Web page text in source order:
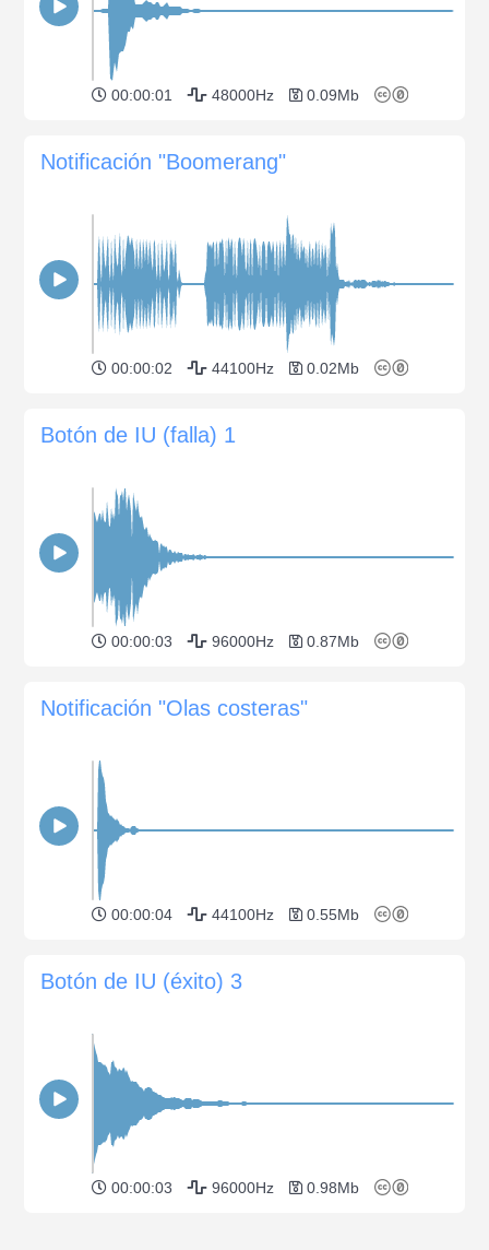
00:00:01 48000Hz 0.09Mb
Notificación "Boomerang"
00:00:02 44100Hz 0.02Mb
Botón de IU (falla) 1
00:00:03 96000Hz 0.87Mb
Notificación "Olas costeras"
00:00:04 44100Hz 0.55Mb
Botón de IU (éxito) 3
00:00:03 96000Hz 0.98Mb